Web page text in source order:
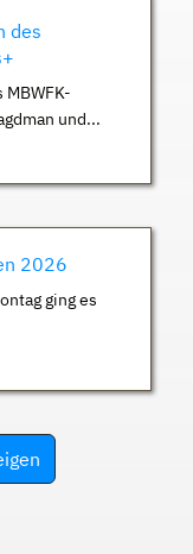
des
und...
2026
ging es